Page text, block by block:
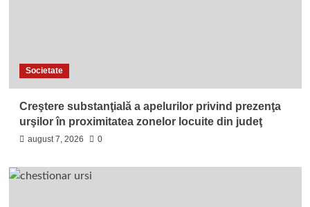
Societate
Creştere substanţială a apelurilor privind prezenţa
urşilor în proximitatea zonelor locuite din judeţ
august 7, 2026 0